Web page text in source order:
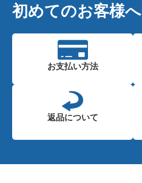
初めてのお客様へ
お支払い方法
返品について